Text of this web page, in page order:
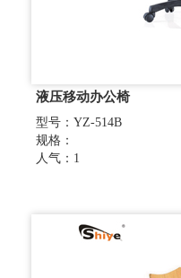
液压移动办公椅
型号：YZ-514B
规格：
人气：1